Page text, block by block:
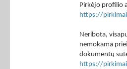
Pirkėjo profilio
https://
Neribota,
nemokama
dokumentų
https://